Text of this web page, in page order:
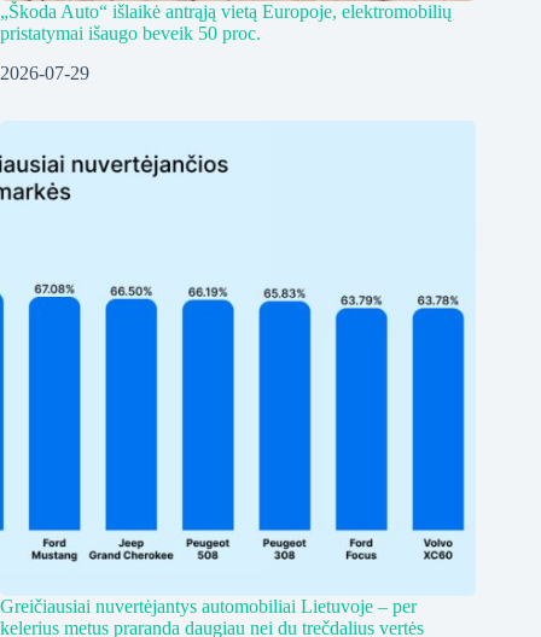
„Škoda Auto“ išlaikė antrąją vietą Europoje, elektromobilių
pristatymai išaugo beveik 50 proc.
2026-07-29
Greičiausiai nuvertėjantys automobiliai Lietuvoje – per
kelerius metus praranda daugiau nei du trečdalius vertės